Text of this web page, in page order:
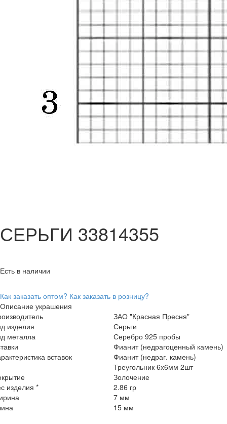
СЕРЬГИ 33814355
Есть в наличии
Как заказать оптом? Как заказать в розницу?
Описание украшения
ЗАО "Красная Пресня"
изделия
Серьги
металла
Серебро 925 пробы
Фианит (недрагоценный камень)
вставок
Фианит (недраг. камень)
Треугольник 6х6мм 2шт
Золочение
изделия *
2.86 гр
7 мм
15 мм